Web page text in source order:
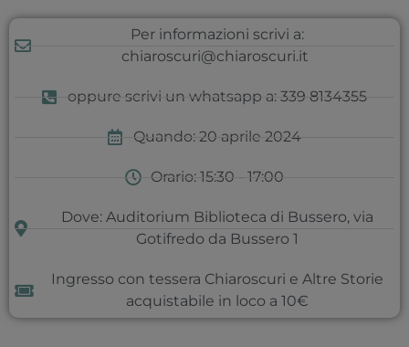
Per informazioni scrivi a:
chiaroscuri@chiaroscuri.it
oppure scrivi un whatsapp a: 339 8134355
Quando: 20 aprile 2024
Orario: 15:30 - 17:00
Dove: Auditorium Biblioteca di Bussero, via
Gotifredo da Bussero 1
Ingresso con tessera Chiaroscuri e Altre Storie
acquistabile in loco a 10€